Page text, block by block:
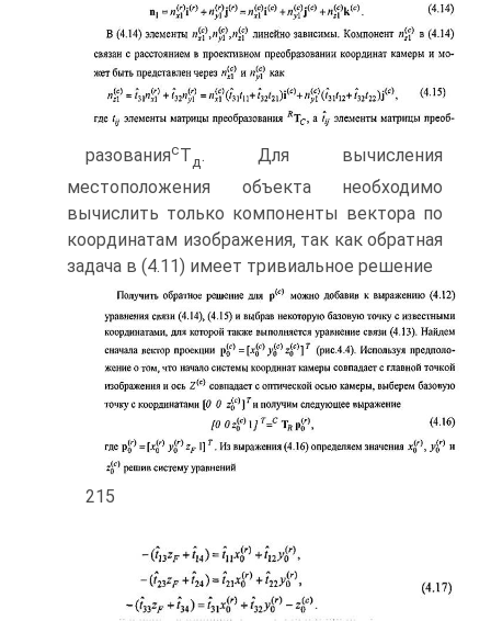
разованиясТд. Для вычисления
местоположения объекта необходимо
вычис­лить только компоненты вектора по
координатам изображения, так как об­ратная
задача в (4.11) имеет тривиальное решение
215